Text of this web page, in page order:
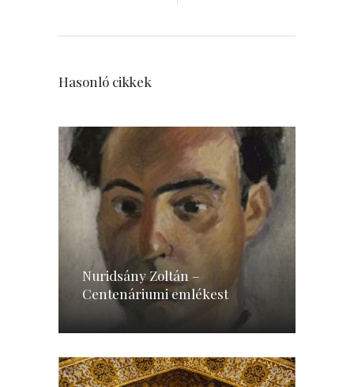
Hasonló cikkek
Nuridsány Zoltán –
Centenáriumi emlékest